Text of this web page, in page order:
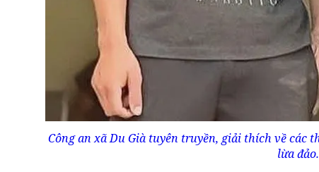
Công an xã Du Già tuyên truyền, giải thích về các
lừa